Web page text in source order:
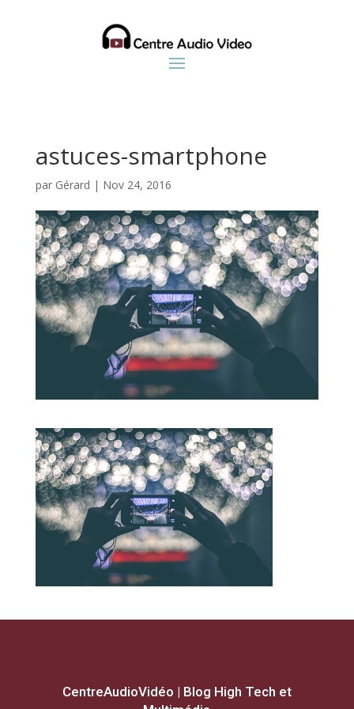
astuces-smartphone
par Gérard | Nov 24, 2016
CentreAudioVidéo | Blog High Tech et